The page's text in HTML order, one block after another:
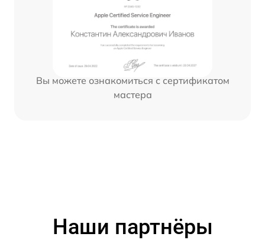
Вы можете ознакомиться с сертификатом
мастера
Наши партнёры